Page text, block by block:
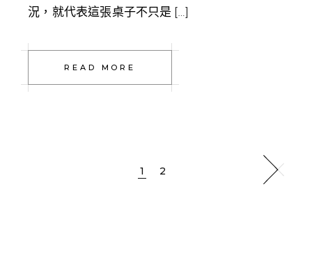
況，就代表這張桌子不只是 […]
READ MORE
1 2